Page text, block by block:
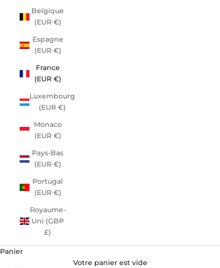
Belgique
(EUR €)
Espagne
(EUR €)
France
(EUR €)
Luxembourg
(EUR €)
Monaco
(EUR €)
Pays-Bas
(EUR €)
Portugal
(EUR €)
Royaume-
Uni (GBP
£)
Panier
Votre panier est vide